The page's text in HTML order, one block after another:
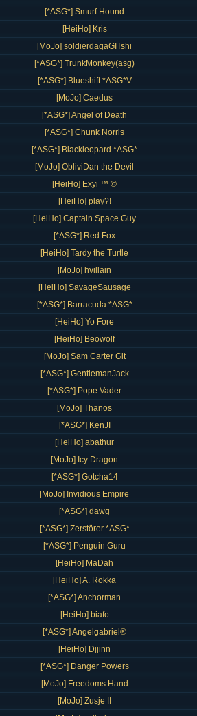
[*ASG*] Smurf Hound
[HeiHo] Kris
[MoJo] soldierdagaGITshi
[*ASG*] TrunkMonkey(asg)
[*ASG*] Blueshift *ASG*V
[MoJo] Caedus
[*ASG*] Angel of Death
[*ASG*] Chunk Norris
[*ASG*] Blackleopard *ASG*
[MoJo] ObliviDan the Devil
[HeiHo] Exyi ™ ©
[HeiHo] play?!
[HeiHo] Captain Space Guy
[*ASG*] Red Fox
[HeiHo] Tardy the Turtle
[MoJo] hvillain
[HeiHo] SavageSausage
[*ASG*] Barracuda *ASG*
[HeiHo] Yo Fore
[HeiHo] Beowolf
[MoJo] Sam Carter Git
[*ASG*] GentlemanJack
[*ASG*] Pope Vader
[MoJo] Thanos
[*ASG*] KenJI
[HeiHo] abathur
[MoJo] Icy Dragon
[*ASG*] Gotcha14
[MoJo] Invidious Empire
[*ASG*] dawg
[*ASG*] Zerstörer *ASG*
[*ASG*] Penguin Guru
[HeiHo] MaDah
[HeiHo] A. Rokka
[*ASG*] Anchorman
[HeiHo] biafo
[*ASG*] Angelgabriel®
[HeiHo] Djjinn
[*ASG*] Danger Powers
[MoJo] Freedoms Hand
[MoJo] Zusje II